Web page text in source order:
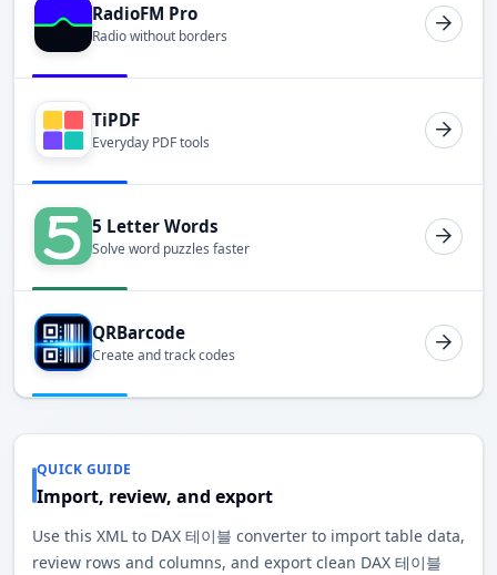
RadioFM Pro
Radio without borders
TiPDF
Everyday PDF tools
5 Letter Words
Solve word puzzles faster
QRBarcode
Create and track codes
QUICK GUIDE
Import, review, and export
Use this XML to DAX 테이블 converter to import table data,
review rows and columns, and export clean DAX 테이블